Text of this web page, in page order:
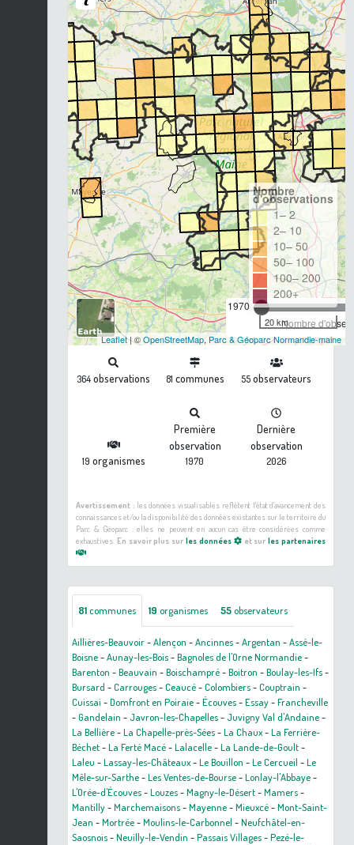
1970
Nombre
Nombre
d'observations
1– 2
2– 10
10– 50
50– 100
100– 200
200+
20 km
Leaflet| ©OpenStreetMap, Parc & Géoparc Normandie-maine
364observations 81 communes 55observateurs
19 organismes
Première
observation
1970
Dernière
observation
2026
Avertissement :les données visualisables reflètent l'état d'avancement des
connaissances et/ou la disponibilité des données existantes sur le territoire du
Parc & Géoparc : elles ne peuvent en aucun cas être considérées comme
exhaustives. En savoir plus sur les données et surles partenaires
81communes 19 organismes 55observateurs
Aillières-Beauvoir-Alençon -Ancinnes-Argentan -Assé-le-
Boisne-Aunay-les-Bois-Bagnoles de l'Orne Normandie-
Barenton -Beauvain -Boischampré-Boitron -Boulay-les-Ifs-
Bursard -Carrouges-Ceaucé-Colombiers-Couptrain -
Cuissai -Domfront en Poiraie-Écouves-Essay-Francheville
-Gandelain - Javron-les-Chapelles- Juvigny Val d'Andaine-
La Bellière-La Chapelle-près-Sées-La Chaux-La Ferrière-
Béchet-La Ferté Macé-Lalacelle-La Lande-de-Goult-
Laleu -Lassay-les-Châteaux-Le Bouillon -Le Cercueil -Le
Mêle-sur-Sarthe-Les Ventes-de-Bourse-Lonlay-l'Abbaye-
L'Orée-d'Écouves-Louzes-Magny-le-Désert-Mamers-
Mantilly-Marchemaisons-Mayenne-Mieuxcé-Mont-Saint-
Jean -Mortrée-Moulins-le-Carbonnel -Neufchâtel-en-
Saosnois-Neuilly-le-Vendin -Passais Villages-Pezé-le-